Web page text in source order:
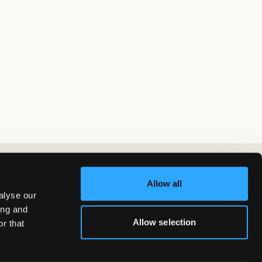
our
and
that
Allow all
Allow selection